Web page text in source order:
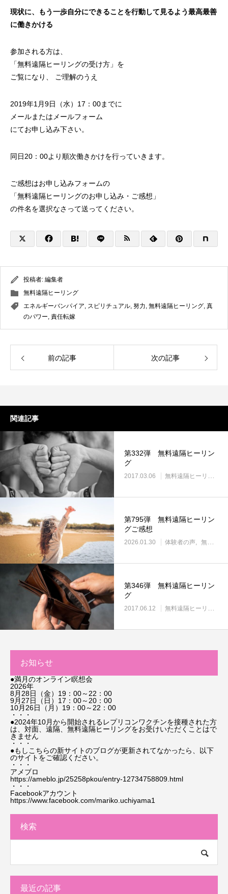
現状に、もう一歩自分にできることを行動して見るよう最高最善
に働きかける
参加される方は、
「無料遠隔ヒーリングの受け方 」を
ご覧になり、 ご理解のうえ
2019年1月9日（水）17：00までに
メールまたは メールフォーム
にてお申し込み下さい。
同日20：00より順次働きかけを行っていきます。
ご感想はお申し込みフォームの
「無料遠隔ヒーリングのお申し込み・ご感想」
の件名を選択なさって送ってください。
投稿者: 編集者
無料遠隔ヒーリング
エネルギーバンパイア, スピリチュアル, 努力, 無料遠隔ヒーリング, 真
のパワー, 責任転嫁
前の記事 次の記事
関連記事
第332弾 無料遠隔ヒーリン
グ
2017.03.06 無料遠隔ヒーリング
第795弾 無料遠隔ヒーリン
グご感想
2026.01.30 体験者の声 無料遠隔ヒーリング
第346弾 無料遠隔ヒーリン
グ
2017.06.12 無料遠隔ヒーリング
お知らせ
●満月のオンライン瞑想会
2026年
8月28日（金）19：00～22：00
9月27日（日）17：00～20：00
10月26日（月）19：00～22：00
・・・
●2024年10月から開始されるレプリコンワクチンを接種された方
は、対面、遠隔、無料遠隔ヒーリングをお受けいただくことはで
きません
・・・
●もしこちらの新サイトのブログが更新されてなかったら、以下
のサイトをご確認ください。
・・・
アメブロ
https://ameblo.jp/25258pkou/entry-12734758809.html
・・・
Facebookアカウント
https://www.facebook.com/mariko.uchiyama1
検索
最近の記事